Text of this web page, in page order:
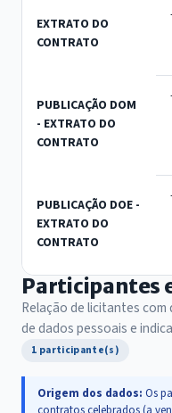
EXTRATO DO
CONTRATO
PUBLICAÇÃO DOM
- EXTRATO DO
CONTRATO
PUBLICAÇÃO DOE -
EXTRATO DO
CONTRATO
Participantes
Relação de licitantes
de dados pessoais e
1 participante(s)
Origem dos dados: Os